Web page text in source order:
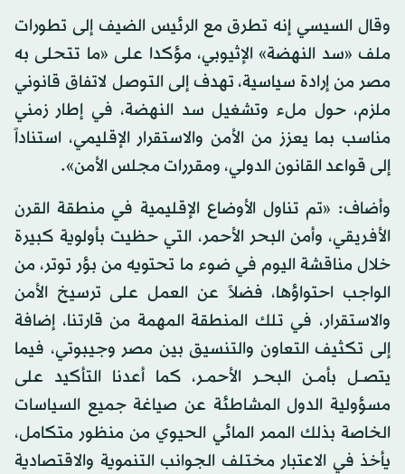
وقال السيسي إنه تطرق مع الرئيس الضيف إلى تطورات
ملف «سد النهضة» الإثيوبي، مؤكدا على «ما تتحلى به
مصر من إرادة سياسية، تهدف إلى التوصل لاتفاق قانوني
ملزم، حول ملء وتشغيل سد النهضة، في إطار زمني
مناسب بما يعزز من الأمن والاستقرار الإقليمي، استناداً
إلى قواعد القانون الدولي، ومقررات مجلس الأمن».
وأضاف: «تم تناول الأوضاع الإقليمية في منطقة القرن
الأفريقي، وأمن البحر الأحمر، التي حظيت بأولوية كبيرة
خلال مناقشة اليوم في ضوء ما تحتويه من بؤر توتر، من
الواجب احتواؤها، فضلاً عن العمل على ترسيخ الأمن
والاستقرار، في تلك المنطقة المهمة من قارتنا، إضافة
إلى تكثيف التعاون والتنسيق بين مصر وجيبوتي، فيما
يتصــل بأمــن البحــر الأحمــر، كما أعدنا التأكيد على
مسؤولية الدول المشاطئة عن صياغة جميع السياسات
الخاصة بذلك الممر المائي الحيوي من منظور متكامل،
يأخذ في الاعتبار مختلف الجوانب التنموية والاقتصادية